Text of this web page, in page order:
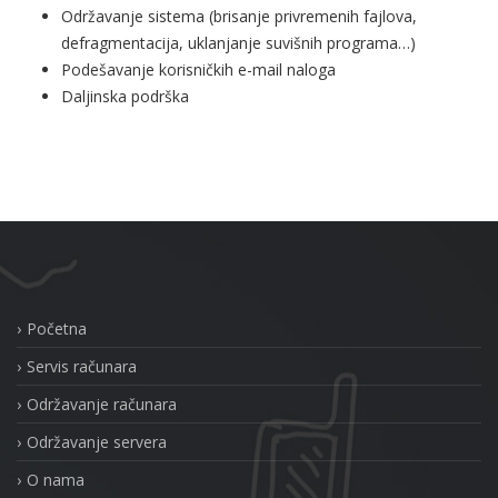
Održavanje sistema (brisanje privremenih fajlova,
defragmentacija, uklanjanje suvišnih programa…)
Podešavanje korisničkih e-mail naloga
Daljinska podrška
Početna
Servis računara
Održavanje računara
Održavanje servera
O nama